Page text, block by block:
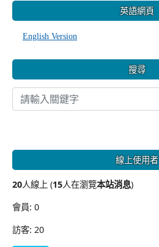
英語網頁
English Version
搜尋
線上使用者
20人線上 (15人在瀏覽本站消息)
會員: 0
訪客: 20